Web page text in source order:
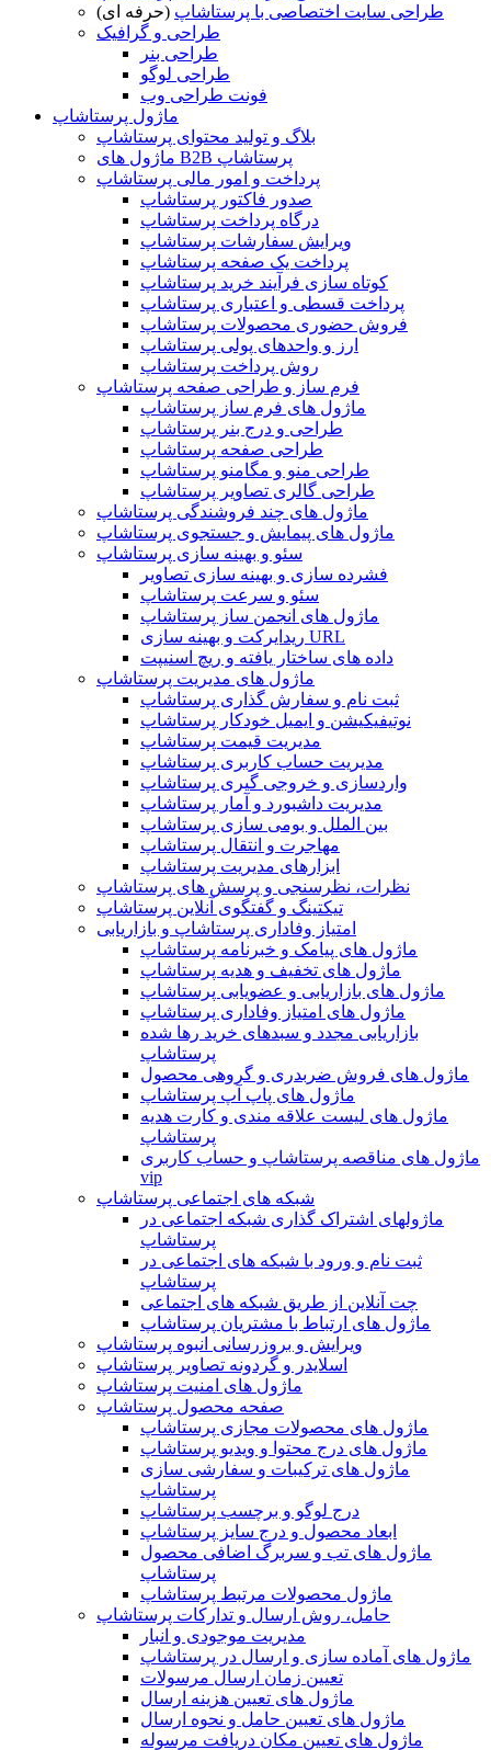
طراحی سایت اختصاصی با پرستاشاپ (حرفه ای)
طراحی و گرافیک
طراحی بنر
طراحی لوگو
فونت طراحی وب
ماژول پرستاشاپ
بلاگ و تولید محتوای پرستاشاپ
ماژول های B2B پرستاشاپ
پرداخت و امور مالی پرستاشاپ
صدور فاکتور پرستاشاپ
درگاه پرداخت پرستاشاپ
ویرایش سفارشات پرستاشاپ
پرداخت یک صفحه پرستاشاپ
کوتاه سازی فرآیند خرید پرستاشاپ
پرداخت قسطی و اعتباری پرستاشاپ
فروش حضوری محصولات پرستاشاپ
ارز و واحدهای پولی پرستاشاپ
روش پرداخت پرستاشاپ
فرم ساز و طراحی صفحه پرستاشاپ
ماژول های فرم ساز پرستاشاپ
طراحی و درج بنر پرستاشاپ
طراحی صفحه پرستاشاپ
طراحی منو و مگامنو پرستاشاپ
طراحی گالری تصاویر پرستاشاپ
ماژول های چند فروشندگی پرستاشاپ
ماژول های پیمایش و جستجوی پرستاشاپ
سئو و بهینه سازی پرستاشاپ
فشرده سازی و بهینه سازی تصاویر
سئو و سرعت پرستاشاپ
ماژول های انجمن ساز پرستاشاپ
ریدایرکت و بهینه سازی URL
داده های ساختار یافته و ریچ اسنیپت
ماژول های مدیریت پرستاشاپ
ثبت نام و سفارش گذاری پرستاشاپ
نوتیفیکیشن و ایمیل خودکار پرستاشاپ
مدیریت قیمت پرستاشاپ
مدیریت حساب کاربری پرستاشاپ
واردسازی و خروجی گیری پرستاشاپ
مدیریت داشبورد و آمار پرستاشاپ
بین الملل و بومی سازی پرستاشاپ
مهاجرت و انتقال پرستاشاپ
ابزارهای مدیریت پرستاشاپ
نظرات، نظرسنجی و پرسش های پرستاشاپ
تیکتینگ و گفتگوی آنلاین پرستاشاپ
امتیاز وفاداری پرستاشاپ و بازاریابی
ماژول های پیامک و خبرنامه پرستاشاپ
ماژول های تخفیف و هدیه پرستاشاپ
ماژول های بازاریابی و عضویابی پرستاشاپ
ماژول های امتیاز وفاداری پرستاشاپ
بازاریابی مجدد و سبدهای خرید رها شده
پرستاشاپ
ماژول های فروش ضربدری و گروهی محصول
ماژول های پاپ آپ پرستاشاپ
ماژول های لیست علاقه مندی و کارت هدیه
پرستاشاپ
ماژول های مناقصه پرستاشاپ و حساب کاربری
vip
شبکه های اجتماعی پرستاشاپ
ماژولهای اشتراک‌ گذاری شبکه اجتماعی در
پرستاشاپ
ثبت نام و ورود با شبکه های اجتماعی در
پرستاشاپ
چت آنلاین از طریق شبکه های اجتماعی
ماژول های ارتباط با مشتریان پرستاشاپ
ویرایش و بروزرسانی انبوه پرستاشاپ
اسلایدر و گردونه تصاویر پرستاشاپ
ماژول های امنیت پرستاشاپ
صفحه محصول پرستاشاپ
ماژول های محصولات مجازی پرستاشاپ
ماژول های درج محتوا و ویدیو پرستاشاپ
ماژول های ترکیبات و سفارشی سازی
پرستاشاپ
درج لوگو و برچسب پرستاشاپ
ابعاد محصول و درج سایز پرستاشاپ
ماژول های تب و سربرگ اضافی محصول
پرستاشاپ
ماژول محصولات مرتبط پرستاشاپ
حامل، روش ارسال و تدارکات پرستاشاپ
مدیریت موجودی و انبار
ماژول های آماده سازی و ارسال در پرستاشاپ
تعیین زمان ارسال مرسولات
ماژول های تعیین هزینه ارسال
ماژول های تعیین حامل و نحوه ارسال
ماژول های تعیین مکان دریافت مرسوله